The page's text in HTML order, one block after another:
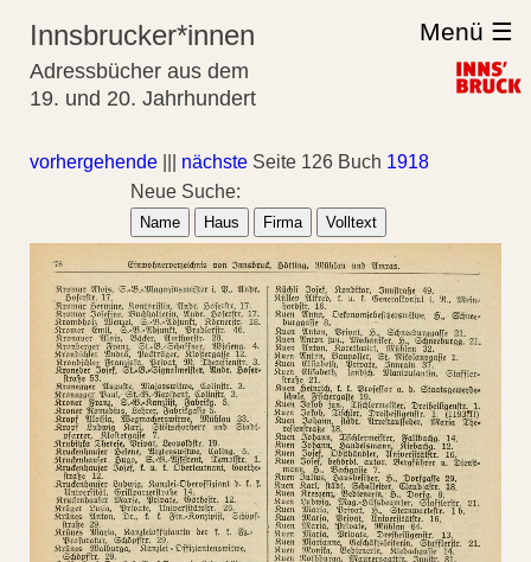
Innsbrucker*innen
Adressbücher aus dem
19. und 20. Jahrhundert
Menü ☰
vorhergehende nächste Seite 126 Buch 1918
Neue Suche:
Name Haus Firma Volltext